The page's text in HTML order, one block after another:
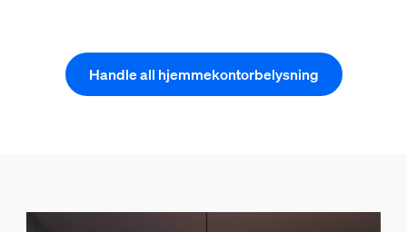
Handle all hjemmekontorbelysning